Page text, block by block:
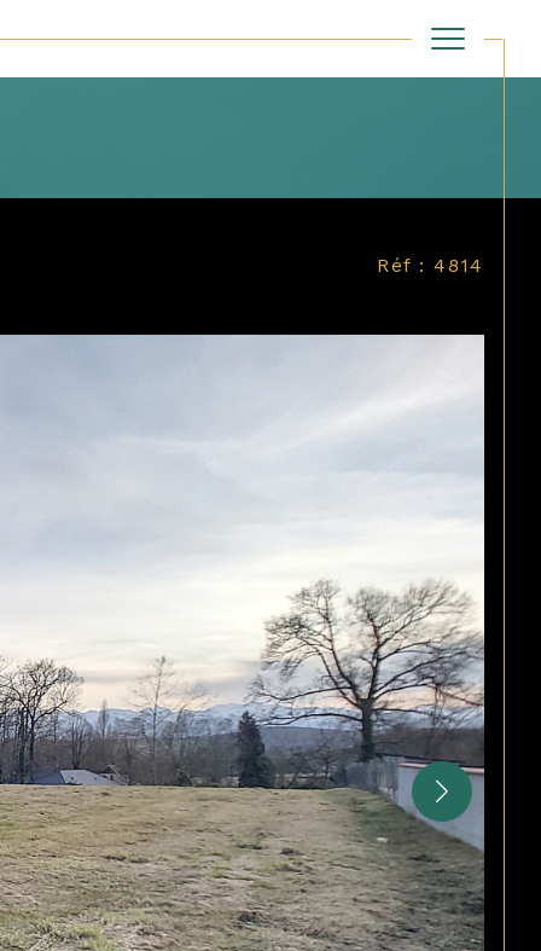
Réf : 4814